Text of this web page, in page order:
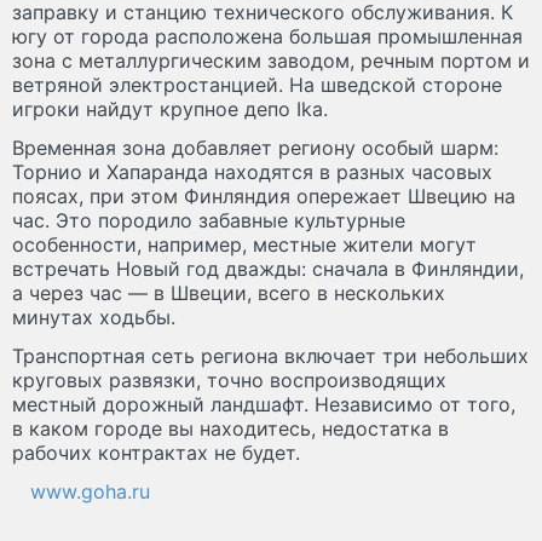
заправку и станцию технического обслуживания. К
югу от города расположена большая промышленная
зона с металлургическим заводом, речным портом и
ветряной электростанцией. На шведской стороне
игроки найдут крупное депо Ika.
Временная зона добавляет региону особый шарм:
Торнио и Хапаранда находятся в разных часовых
поясах, при этом Финляндия опережает Швецию на
час. Это породило забавные культурные
особенности, например, местные жители могут
встречать Новый год дважды: сначала в Финляндии,
а через час — в Швеции, всего в нескольких
минутах ходьбы.
Транспортная сеть региона включает три небольших
круговых развязки, точно воспроизводящих
местный дорожный ландшафт. Независимо от того,
в каком городе вы находитесь, недостатка в
рабочих контрактах не будет.
www.goha.ru